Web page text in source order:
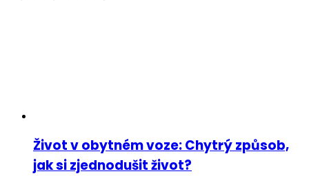
Život v obytném voze: Chytrý způsob,
jak si zjednodušit život?